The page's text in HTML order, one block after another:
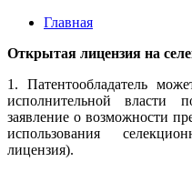
Главная
Открытая лицензия на
1. Патентообладатель
исполнительной власти
заявление о возможности
использования
лицензия).